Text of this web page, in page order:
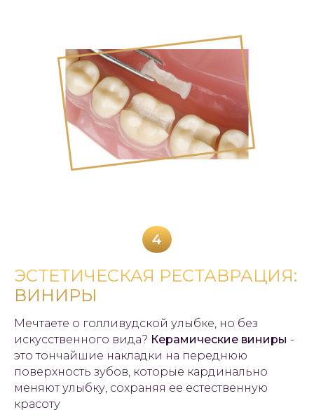
4
ЭСТЕТИЧЕСКАЯ РЕСТАВРАЦИЯ:
ВИНИРЫ
Мечтаете о голливудской улыбке, но без
искусственного вида? Керамические виниры -
это тончайшие накладки на переднюю
поверхность зубов, которые кардинально
меняют улыбку, сохраняя ее естественную
красоту